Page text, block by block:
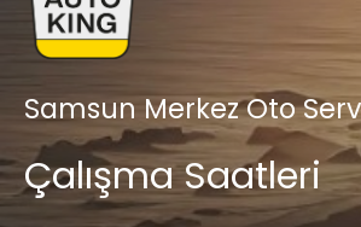
Samsun Merkez Oto
Çalışma Saatleri